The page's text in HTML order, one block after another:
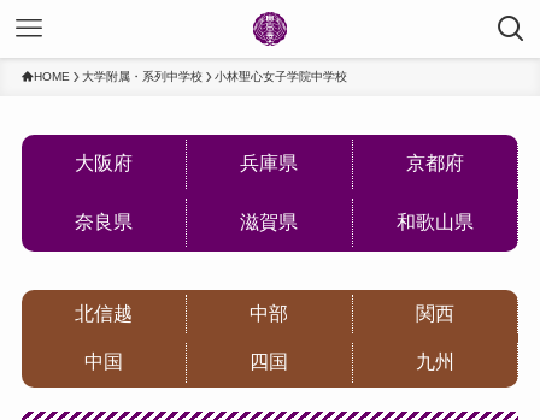
HOME 大学附属・系列中学校 小林聖心女子学院中学校
大阪府 兵庫県 京都府
奈良県 滋賀県 和歌山県
北信越 中部 関西
中国 四国 九州